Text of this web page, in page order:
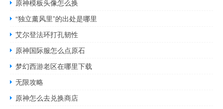
原神模板头像怎么换
“独立薰风里”的出处是哪里
艾尔登法环打孔韧性
原神国际服怎么点原石
梦幻西游老区在哪里下载
无限攻略
原神怎么去兑换商店